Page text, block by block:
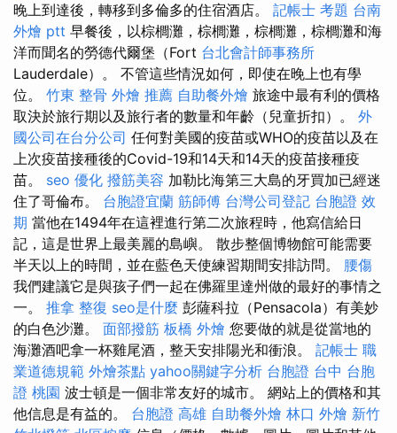
晚上到達後，轉移到多倫多的住宿酒店。 記帳士 考題 台南
外燴 ptt 早餐後，以棕櫚灘，棕櫚灘，棕櫚灘，棕櫚灘和海
洋而聞名的勞德代爾堡（Fort 台北會計師事務所
Lauderdale）。 不管這些情況如何，即使在晚上也有學
位。 竹東 整骨 外燴 推薦 自助餐外燴 旅途中最有利的價格
取決於旅行期以及旅行者的數量和年齡（兒童折扣）。 外
國公司在台分公司 任何對美國的疫苗或WHO的疫苗以及在
上次疫苗接種後的Covid-19和14天和14天的疫苗接種疫
苗。 seo 優化 撥筋美容 加勒比海第三大島的牙買加已經迷
住了哥倫布。 台胞證宜蘭 筋師傅 台灣公司登記 台胞證 效
期 當他在1494年在這裡進行第二次旅程時，他寫信給日
記，這是世界上最美麗的島嶼。 散步整個博物館可能需要
半天以上的時間，並在藍色天使練習期間安排訪問。 腰傷
我們建議它是與孩子們一起在佛羅里達州做的最好的事情之
一。 推拿 整復 seo是什麼 彭薩科拉（Pensacola）有美妙
的白色沙灘。 面部撥筋 板橋 外燴 您要做的就是從當地的
海灘酒吧拿一杯雞尾酒，整天安排陽光和衝浪。 記帳士 職
業道德規範 外燴茶點 yahoo關鍵字分析 台胞證 台中 台胞
證 桃園 波士頓是一個非常友好的城市。 網站上的價格和其
他信息是有益的。 台胞證 高雄 自助餐外燴 林口 外燴 新竹